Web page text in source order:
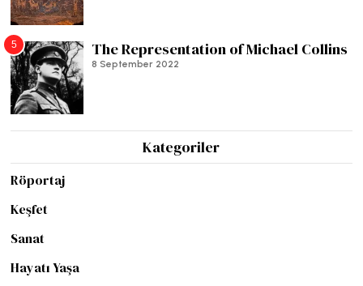
5 The Representation of Michael Collins
8 September 2022
Kategoriler
Röportaj
Keşfet
Sanat
Hayatı Yaşa